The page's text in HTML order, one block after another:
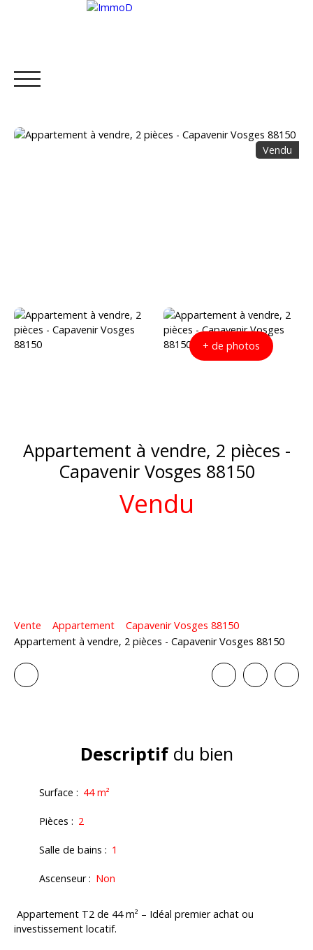
Vendu
+ de photos
Appartement à vendre, 2 pièces -
Capavenir Vosges 88150
Vendu
Vente Appartement
Capavenir Vosges 88150
Appartement à vendre, 2 pièces - Capavenir Vosges 88150
Descriptifdu bien
Surface : 44m²
Pièces : 2
Salle de bains : 1
Ascenseur: Non
Appartement T2 de 44 m² – Idéal premier achat ou
investissement locatif.